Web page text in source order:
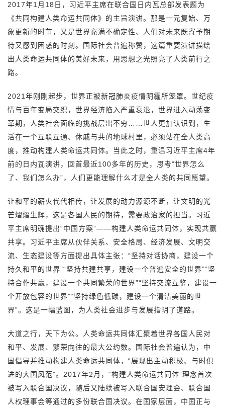
2017年1月18日，习近平主席在联合国日内瓦总部发表题为
《共同构建人类命运共同体》的主旨演讲。那是一元复始、万
象更新的时节，又是世界充满不确定性、人们对未来既寄予期
待又感到困惑的时刻。国际社会普遍称赞，这篇重要演讲描绘
出人类命运共同体的美好未来，用思想之光照亮了人类前行之
路。
2021年刚刚起步，世界正被新冠肺炎疫情阴霾所笼罩。世纪疫
情与百年变局交织，世界经济陷入严重衰退，世界进入动荡变
革期，人类社会面临的挑战层出不穷……世人更加认识到，生
活在一个互联互通、休戚与共的地球村里，必须站在全人类高
度，推动构建人类命运共同体。当此之时，重温习近平主席4年
前的日内瓦演讲，回首最近100多年的历史，思考“世界怎么
了、我们怎么办”，人们更能理解什么才是全人类的共同愿望。
让和平的薪火代代相传，让发展的动力源源不断，让文明的光
芒熠熠生辉，这是各国人民的期待，需要政治家的担当。习近
平主席明确提出“中国方案”——构建人类命运共同体，实现共赢
共享。习近平主席从伙伴关系、安全格局、经济发展、文明交
流、生态建设等方面提出具体主张：“坚持对话协商，建设一个
持久和平的世界”“坚持共建共享，建设一个普遍安全的世界”“坚
持合作共赢，建设一个共同繁荣的世界”“坚持交流互鉴，建设一
个开放包容的世界”“坚持绿色低碳，建设一个清洁美丽的世
界”。这是一幅蓝图，为人类社会进步与发展指明了道路。
大道之行，天下为公。人类命运共同体汇聚着世界各国人民对
和平、发展、繁荣向往的最大公约数。国际社会普遍认为，中
国倡导并推动构建人类命运共同体，“展现出主动积极、与时俱
进的大国风范”。2017年2月，“构建人类命运共同体”理念首次
被写入联合国决议，随后又陆续被写入联合国安理会、联合国
人权理事会等通过的多份联合国决议。在国家层面，中国正与